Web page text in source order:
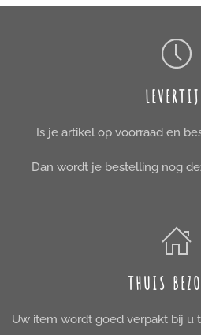
Is je artikel op voorraad en
Dan wordt je bestelling nog
THUIS
Uw item wordt goed verpakt bij u